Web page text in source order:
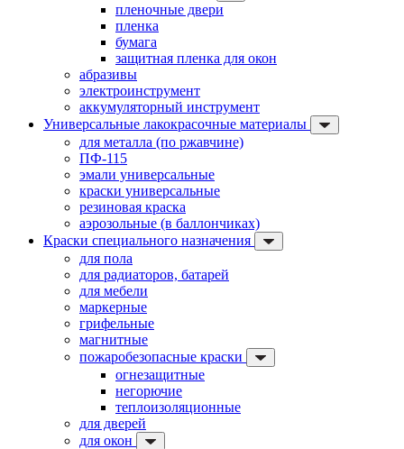
пленочные двери
пленка
бумага
защитная пленка для окон
абразивы
электроинструмент
аккумуляторный инструмент
Универсальные лакокрасочные материалы
для металла (по ржавчине)
ПФ-115
эмали универсальные
краски универсальные
резиновая краска
аэрозольные (в баллончиках)
Краски специального назначения
для пола
для радиаторов, батарей
для мебели
маркерные
грифельные
магнитные
пожаробезопасные краски
огнезащитные
негорючие
теплоизоляционные
для дверей
для окон